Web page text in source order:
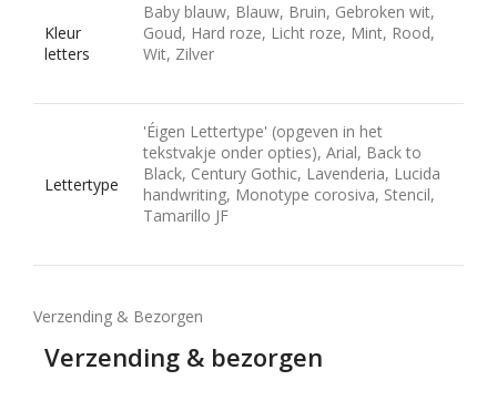
Kleur
letters
Baby blauw, Blauw, Bruin, Gebroken wit,
Goud, Hard roze, Licht roze, Mint, Rood,
Wit, Zilver
Lettertype
'Éigen Lettertype' (opgeven in het
tekstvakje onder opties), Arial, Back to
Black, Century Gothic, Lavenderia, Lucida
handwriting, Monotype corosiva, Stencil,
Tamarillo JF
Verzending & Bezorgen
Verzending & bezorgen